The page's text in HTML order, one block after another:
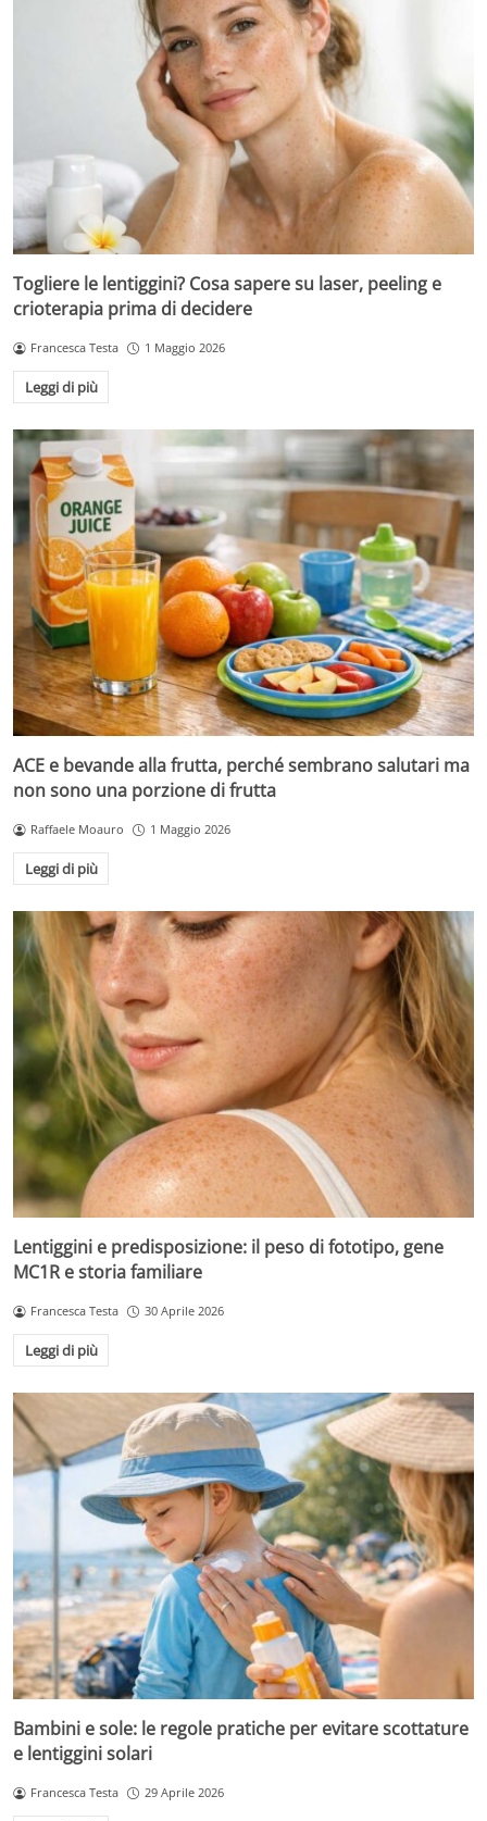
Togliere le lentiggini? Cosa sapere su laser, peeling e
crioterapia prima di decidere
Francesca Testa 1 Maggio 2026
Leggi di più
ACE e bevande alla frutta, perché sembrano salutari ma
non sono una porzione di frutta
Raffaele Moauro 1 Maggio 2026
Leggi di più
Lentiggini e predisposizione: il peso di fototipo, gene
MC1R e storia familiare
Francesca Testa 30 Aprile 2026
Leggi di più
Bambini e sole: le regole pratiche per evitare scottature
e lentiggini solari
Francesca Testa 29 Aprile 2026